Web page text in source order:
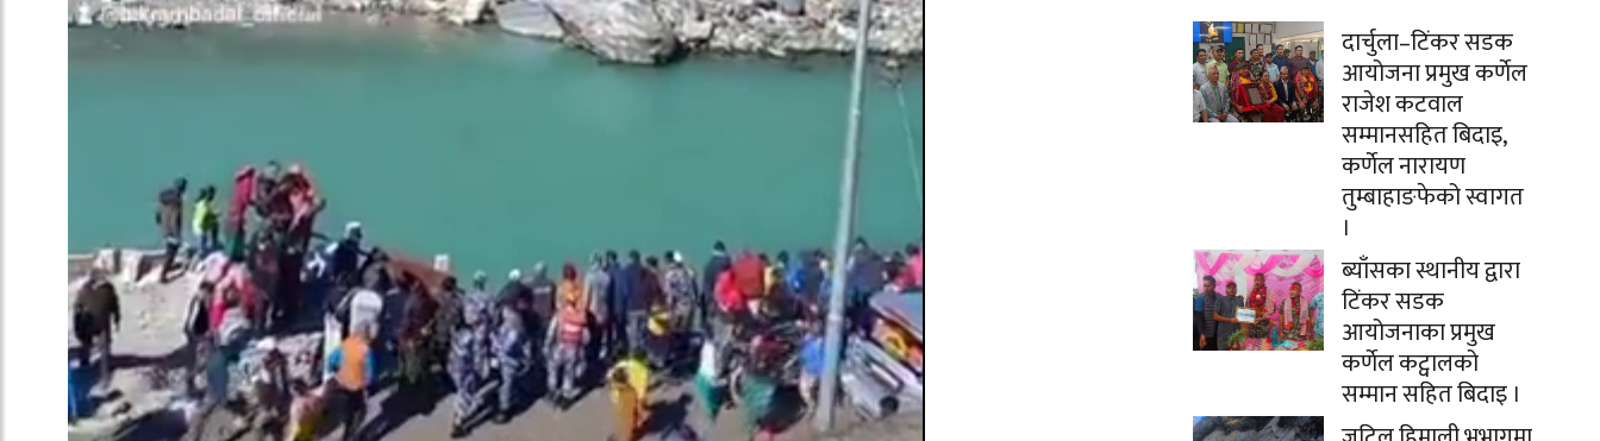
दार्चुला–टिंकर सडक
आयोजना प्रमुख कर्णेल
राजेश कटवाल
सम्मानसहित बिदाइ,
कर्णेल नारायण
तुम्बाहाङफेको स्वागत
।
ब्याँसका स्थानीय द्वारा
टिंकर सडक
आयोजनाका प्रमुख
कर्णेल कट्वालको
सम्मान सहित बिदाइ ।